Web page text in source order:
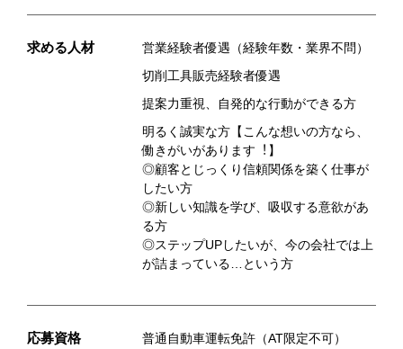
求める人材
営業経験者優遇（経験年数・業界不問）
切削工具販売経験者優遇
提案力重視、自発的な行動ができる方
明るく誠実な方【こんな想いの⽅なら、
働きがいがあります︕】
◎顧客とじっくり信頼関係を築く仕事が
したい⽅
◎新しい知識を学び、吸収する意欲があ
る⽅
◎ステップUPしたいが、今の会社では上
が詰まっている…という⽅
応募資格 普通自動車運転免許（AT限定不可）